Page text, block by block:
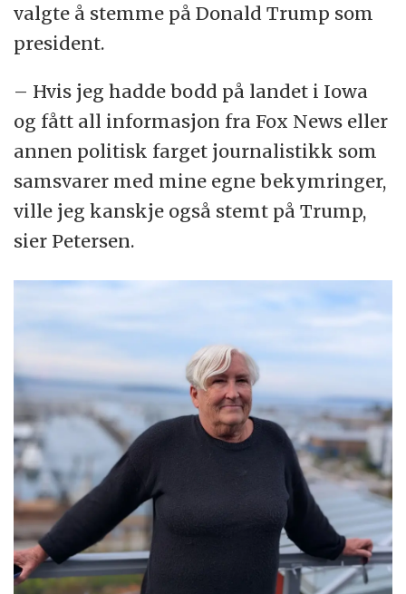
valgte å stemme på Donald Trump som
president.
– Hvis jeg hadde bodd på landet i Iowa
og fått all informasjon fra Fox News eller
annen politisk farget journalistikk som
samsvarer med mine egne bekymringer,
ville jeg kanskje også stemt på Trump,
sier Petersen.